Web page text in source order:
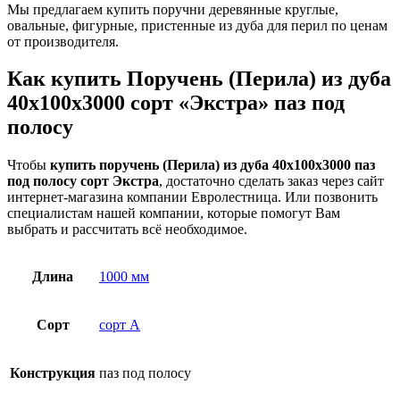
Мы предлагаем купить поручни деревянные круглые,
овальные, фигурные, пристенные из дуба для перил по ценам
от производителя.
Как купить Поручень (Перила) из дуба
40x100x3000 сорт «Экстра» паз под
полосу
Чтобы купить поручень (Перила) из дуба 40x100x3000 паз
под полосу сорт Экстра, достаточно сделать заказ через сайт
интернет-магазина компании Евролестница. Или позвонить
специалистам нашей компании, которые помогут Вам
выбрать и рассчитать всё необходимое.
Длина 1000 мм
Сорт сорт А
Конструкция паз под полосу